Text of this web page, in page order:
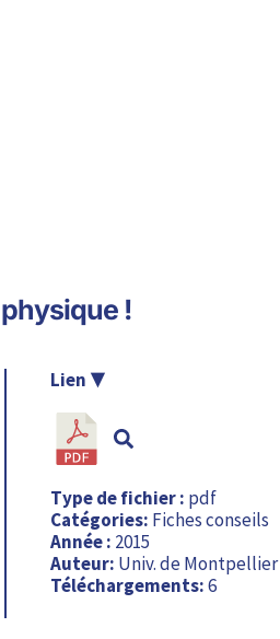
!
Type de fichier : pdf
Catégories: Fiches conseils
Année : 2015
Auteur: Univ. de Montpellier
Téléchargements:6